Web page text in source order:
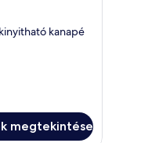
kanapé
megtekintése